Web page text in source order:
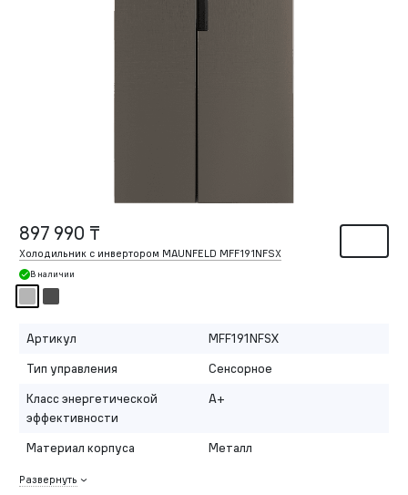
897 990 ₸
Холодильник с инвертором MAUNFELD MFF191NFSX
В наличии
Артикул
MFF191NFSX
Тип управления
Сенсорное
Класс энергетической
эффективности
A+
Материал корпуса Металл
Развернуть